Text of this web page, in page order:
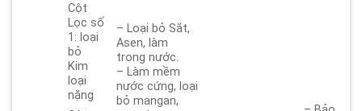
Cột
Lọc số
1: loại
bỏ
Kim
loại
nặng
– Loại bỏ Sắt,
Asen, làm
trong nước.
– Làm mềm
nước cứng, loại
bỏ mangan,